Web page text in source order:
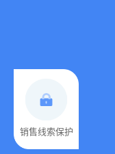
销售线索保护